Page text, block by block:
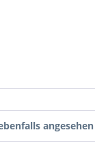
angesehen